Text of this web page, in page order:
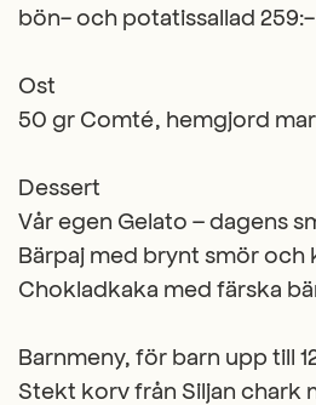
bön- och potatissallad 259:-
Ost
50 gr Comté, hemgjord
Dessert
Vår egen Gelato – dagens
Bärpaj med brynt smör och
Chokladkaka med färska
Barnmeny, för barn upp till
Stekt korv från Siljan chark